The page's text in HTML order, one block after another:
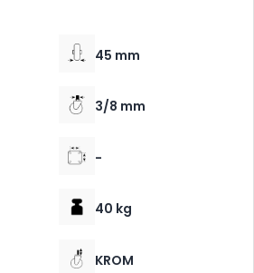
45 mm
3/8 mm
-
40 kg
KROM